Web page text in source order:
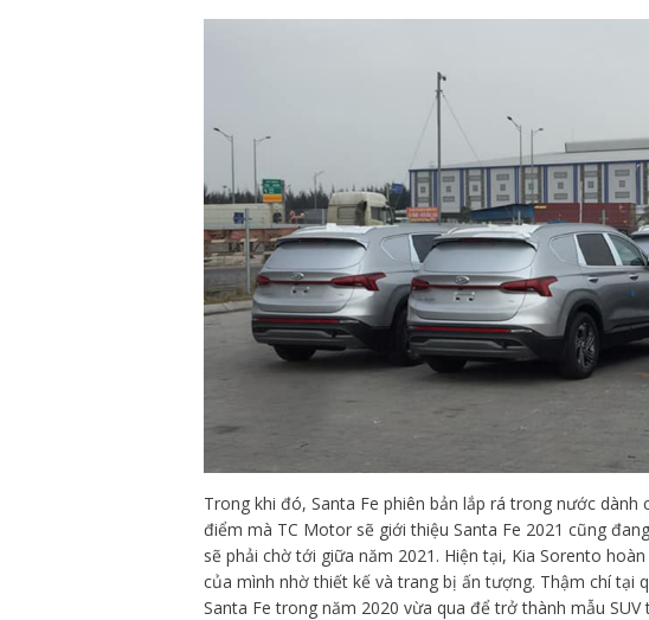
Trong khi đó, Santa Fe phiên bản lắp rá trong nước
điểm mà TC Motor sẽ giới thiệu Santa Fe 2021 cũng
sẽ phải chờ tới giữa năm 2021. Hiện tại, Kia Sorento
của mình nhờ thiết kế và trang bị ấn tượng. Thậm chí tại
Santa Fe trong năm 2020 vừa qua để trở thành mẫu SUV